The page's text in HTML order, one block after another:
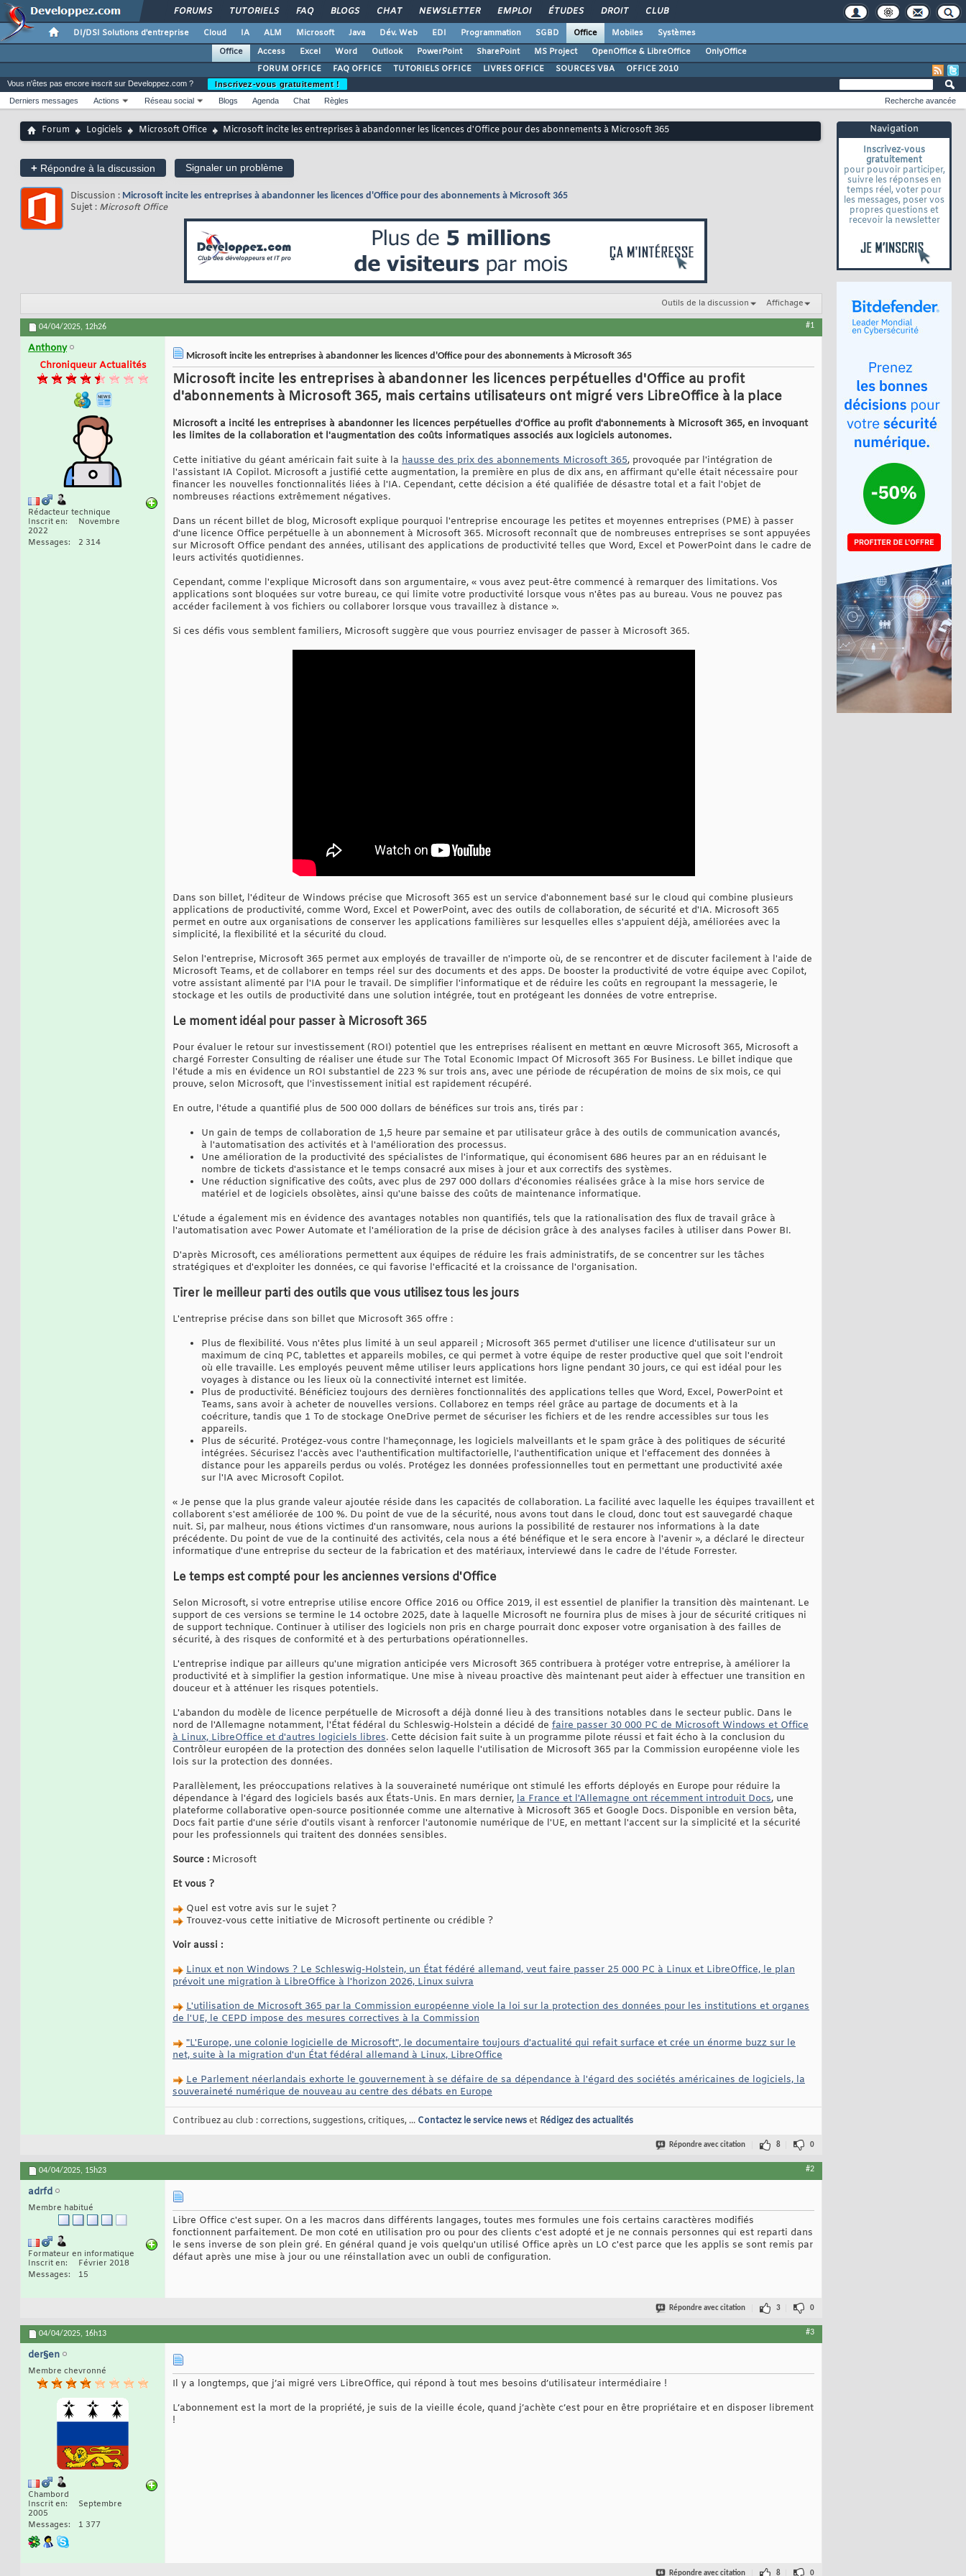
FORUMS TUTORIELS FAQ BLOGS CHAT NEWSLETTER EMPLOI ÉTUDES DROIT CLUB
DI/DSI Solutions d'entreprise Cloud IA ALM Microsoft Java Dév. Web EDI Programmation SGBD Office Mobiles
Systèmes
Office
Access Excel Word Outlook PowerPoint SharePoint MS Project OpenOffice & LibreOffice
OnlyOffice
FORUM OFFICE
FAQ OFFICE TUTORIELS OFFICE LIVRES OFFICE SOURCES VBA OFFICE 2010
Navigation
Inscrivez-vous
gratuitement
pour pouvoir participer,
suivre les réponses en
temps réel, voter pour
les messages, poser vos
propres questions et
recevoir la newsletter
Vous n'êtes pas encore inscrit sur Developpez.com ?
Inscrivez-vous gratuitement !
Derniers messages
Actions Réseau social Blogs Agenda Chat Règles Recherche avancée
Forum Logiciels Microsoft Office Microsoft incite les entreprises à abandonner les licences d'Office pour des abonnements à Microsoft 365
+ Répondre à la discussion Signaler un problème
Discussion : Microsoft incite les entreprises à abandonner les licences d'Office pour des abonnements à Microsoft 365
Sujet : Microsoft Office
Outils de la discussion Affichage
04/04/2025, 12h26 #1
Anthony
Chroniqueur Actualités
Rédacteur technique
Inscrit en
Novembre
2022
Messages
2 314
Microsoft incite les entreprises à abandonner les licences d'Office pour des abonnements à Microsoft 365
Microsoft incite les entreprises à abandonner les licences perpétuelles d'Office au profit
d'abonnements à Microsoft 365, mais certains utilisateurs ont migré vers LibreOffice à la place
Microsoft a incité les entreprises à abandonner les licences perpétuelles d'Office au profit d'abonnements à Microsoft 365, en invoquant
les limites de la collaboration et l'augmentation des coûts informatiques associés aux logiciels autonomes.
Cette initiative du géant américain fait suite à la hausse des prix des abonnements Microsoft 365, provoquée par l'intégration de
l'assistant IA Copilot. Microsoft a justifié cette augmentation, la première en plus de dix ans, en affirmant qu'elle était nécessaire pour
financer les nouvelles fonctionnalités liées à l'IA. Cependant, cette décision a été qualifiée de désastre total et a fait l'objet de
nombreuses réactions extrêmement négatives.
Dans un récent billet de blog, Microsoft explique pourquoi l'entreprise encourage les petites et moyennes entreprises (PME) à passer
d'une licence Office perpétuelle à un abonnement à Microsoft 365. Microsoft reconnaît que de nombreuses entreprises se sont appuyées
sur Microsoft Office pendant des années, utilisant des applications de productivité telles que Word, Excel et PowerPoint dans le cadre de
leurs activités quotidiennes.
Cependant, comme l'explique Microsoft dans son argumentaire, « vous avez peut-être commencé à remarquer des limitations. Vos
applications sont bloquées sur votre bureau, ce qui limite votre productivité lorsque vous n'êtes pas au bureau. Vous ne pouvez pas
accéder facilement à vos fichiers ou collaborer lorsque vous travaillez à distance ».
Si ces défis vous semblent familiers, Microsoft suggère que vous pourriez envisager de passer à Microsoft 365.
Dans son billet, l'éditeur de Windows précise que Microsoft 365 est un service d'abonnement basé sur le cloud qui combine plusieurs
applications de productivité, comme Word, Excel et PowerPoint, avec des outils de collaboration, de sécurité et d'IA. Microsoft 365
permet en outre aux organisations de conserver les applications familières sur lesquelles elles s'appuient déjà, améliorées avec la
simplicité, la flexibilité et la sécurité du cloud.
Selon l'entreprise, Microsoft 365 permet aux employés de travailler de n'importe où, de se rencontrer et de discuter facilement à l'aide de
Microsoft Teams, et de collaborer en temps réel sur des documents et des apps. De booster la productivité de votre équipe avec Copilot,
votre assistant alimenté par l'IA pour le travail. De simplifier l'informatique et de réduire les coûts en regroupant la messagerie, le
stockage et les outils de productivité dans une solution intégrée, tout en protégeant les données de votre entreprise.
Le moment idéal pour passer à Microsoft 365
Pour évaluer le retour sur investissement (ROI) potentiel que les entreprises réalisent en mettant en œuvre Microsoft 365, Microsoft a
chargé Forrester Consulting de réaliser une étude sur The Total Economic Impact Of Microsoft 365 For Business. Le billet indique que
l'étude a mis en évidence un ROI substantiel de 223 % sur trois ans, avec une période de récupération de moins de six mois, ce qui
prouve, selon Microsoft, que l'investissement initial est rapidement récupéré.
En outre, l'étude a quantifié plus de 500 000 dollars de bénéfices sur trois ans, tirés par :
Un gain de temps de collaboration de 1,5 heure par semaine et par utilisateur grâce à des outils de communication avancés,
à l'automatisation des activités et à l'amélioration des processus.
Une amélioration de la productivité des spécialistes de l'informatique, qui économisent 686 heures par an en réduisant le
nombre de tickets d'assistance et le temps consacré aux mises à jour et aux correctifs des systèmes.
Une réduction significative des coûts, avec plus de 297 000 dollars d'économies réalisées grâce à la mise hors service de
matériel et de logiciels obsolètes, ainsi qu'une baisse des coûts de maintenance informatique.
L'étude a également mis en évidence des avantages notables non quantifiés, tels que la rationalisation des flux de travail grâce à
l'automatisation avec Power Automate et l'amélioration de la prise de décision grâce à des analyses faciles à utiliser dans Power BI.
D'après Microsoft, ces améliorations permettent aux équipes de réduire les frais administratifs, de se concentrer sur les tâches
stratégiques et d'exploiter les données, ce qui favorise l'efficacité et la croissance de l'organisation.
Tirer le meilleur parti des outils que vous utilisez tous les jours
L'entreprise précise dans son billet que Microsoft 365 offre :
Plus de flexibilité. Vous n'êtes plus limité à un seul appareil ; Microsoft 365 permet d'utiliser une licence d'utilisateur sur un
maximum de cinq PC, tablettes et appareils mobiles, ce qui permet à votre équipe de rester productive quel que soit l'endroit
où elle travaille. Les employés peuvent même utiliser leurs applications hors ligne pendant 30 jours, ce qui est idéal pour les
voyages à distance ou les lieux où la connectivité internet est limitée.
Plus de productivité. Bénéficiez toujours des dernières fonctionnalités des applications telles que Word, Excel, PowerPoint et
Teams, sans avoir à acheter de nouvelles versions. Collaborez en temps réel grâce au partage de documents et à la
coécriture, tandis que 1 To de stockage OneDrive permet de sécuriser les fichiers et de les rendre accessibles sur tous les
appareils.
Plus de sécurité. Protégez-vous contre l'hameçonnage, les logiciels malveillants et le spam grâce à des politiques de sécurité
intégrées. Sécurisez l'accès avec l'authentification multifactorielle, l'authentification unique et l'effacement des données à
distance pour les appareils perdus ou volés. Protégez les données professionnelles tout en permettant une productivité axée
sur l'IA avec Microsoft Copilot.
« Je pense que la plus grande valeur ajoutée réside dans les capacités de collaboration. La facilité avec laquelle les équipes travaillent et
collaborent s'est améliorée de 100 %. Du point de vue de la sécurité, nous avons tout dans le cloud, donc tout est sauvegardé chaque
nuit. Si, par malheur, nous étions victimes d'un ransomware, nous aurions la possibilité de restaurer nos informations à la date
précédente. Du point de vue de la continuité des activités, cela nous a été bénéfique et le sera encore à l'avenir », a déclaré le directeur
informatique d'une entreprise du secteur de la fabrication et des matériaux, interviewé dans le cadre de l'étude Forrester.
Le temps est compté pour les anciennes versions d'Office
Selon Microsoft, si votre entreprise utilise encore Office 2016 ou Office 2019, il est essentiel de planifier la transition dès maintenant. Le
support de ces versions se termine le 14 octobre 2025, date à laquelle Microsoft ne fournira plus de mises à jour de sécurité critiques ni
de support technique. Continuer à utiliser des logiciels non pris en charge pourrait donc exposer votre organisation à des failles de
sécurité, à des risques de conformité et à des perturbations opérationnelles.
L'entreprise indique par ailleurs qu'une migration anticipée vers Microsoft 365 contribuera à protéger votre entreprise, à améliorer la
productivité et à simplifier la gestion informatique. Une mise à niveau proactive dès maintenant peut aider à effectuer une transition en
douceur et à atténuer les risques potentiels.
L'abandon du modèle de licence perpétuelle de Microsoft a déjà donné lieu à des transitions notables dans le secteur public. Dans le
nord de l'Allemagne notamment, l'État fédéral du Schleswig-Holstein a décidé de faire passer 30 000 PC de Microsoft Windows et Office
à Linux, LibreOffice et d'autres logiciels libres. Cette décision fait suite à un programme pilote réussi et fait écho à la conclusion du
Contrôleur européen de la protection des données selon laquelle l'utilisation de Microsoft 365 par la Commission européenne viole les
lois sur la protection des données.
Parallèlement, les préoccupations relatives à la souveraineté numérique ont stimulé les efforts déployés en Europe pour réduire la
dépendance à l'égard des logiciels basés aux États-Unis. En mars dernier, la France et l'Allemagne ont récemment introduit Docs, une
plateforme collaborative open-source positionnée comme une alternative à Microsoft 365 et Google Docs. Disponible en version bêta,
Docs fait partie d'une série d'outils visant à renforcer l'autonomie numérique de l'UE, en mettant l'accent sur la simplicité et la sécurité
pour les professionnels qui traitent des données sensibles.
Source : Microsoft
Et vous ?
Quel est votre avis sur le sujet ?
Trouvez-vous cette initiative de Microsoft pertinente ou crédible ?
Voir aussi :
Linux et non Windows ? Le Schleswig-Holstein, un État fédéré allemand, veut faire passer 25 000 PC à Linux et LibreOffice, le plan
prévoit une migration à LibreOffice à l'horizon 2026, Linux suivra
L'utilisation de Microsoft 365 par la Commission européenne viole la loi sur la protection des données pour les institutions et organes
de l'UE, le CEPD impose des mesures correctives à la Commission
"L'Europe, une colonie logicielle de Microsoft", le documentaire toujours d'actualité qui refait surface et crée un énorme buzz sur le
net, suite à la migration d'un État fédéral allemand à Linux, LibreOffice
Le Parlement néerlandais exhorte le gouvernement à se défaire de sa dépendance à l'égard des sociétés américaines de logiciels, la
souveraineté numérique de nouveau au centre des débats en Europe
Contribuez au club : corrections, suggestions, critiques, ... Contactez le service newset Rédigez des actualités
Répondre avec citation 8 0
04/04/2025, 15h23 #2
adrfd
Membre habitué
Formateur en informatique
Inscrit en
Février 2018
Messages
15
Libre Office c'est super. On a les macros dans différents langages, toutes mes formules une fois certains caractères modifiés
fonctionnent parfaitement. De mon coté en utilisation pro ou pour des clients c'est adopté et je ne connais personnes qui est reparti dans
le sens inverse de son plein gré. En général quand je vois quelqu'un utilisé Office après un LO c'est parce que les applis se sont remis par
défaut après une mise à jour ou une réinstallation avec un oubli de configuration.
Répondre avec citation 3 0
04/04/2025, 16h13 #3
der§en
Membre chevronné
Chambord
Inscrit en
Septembre
2005
Messages
1 377
Il y a longtemps, que j’ai migré vers LibreOffice, qui répond à tout mes besoins d’utilisateur intermédiaire !
L’abonnement est la mort de la propriété, je suis de la vieille école, quand j’achète c’est pour en être propriétaire et en disposer librement
!
Répondre avec citation 8 0